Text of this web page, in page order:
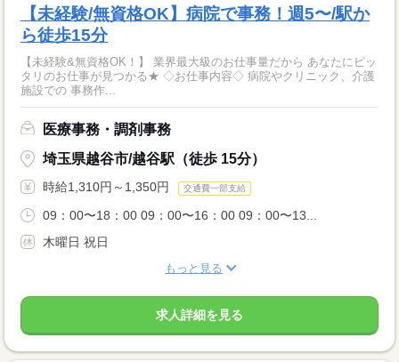
【未経験/無資格OK】病院で事務！週5〜/駅か
ら徒歩15分
【未経験&無資格OK！】 業界最大級のお仕事量だから あなたにピッ
タリのお仕事が見つかる★ ◇お仕事内容◇ 病院やクリニック、介護
施設での 事務作...
医療事務・調剤事務
埼玉県越谷市/越谷駅（徒歩 15分）
時給1,310円～1,350円 交通費一部支給
09：00〜18：00 09：00〜16：00 09：00〜13...
木曜日 祝日
もっと見る
求人詳細を見る